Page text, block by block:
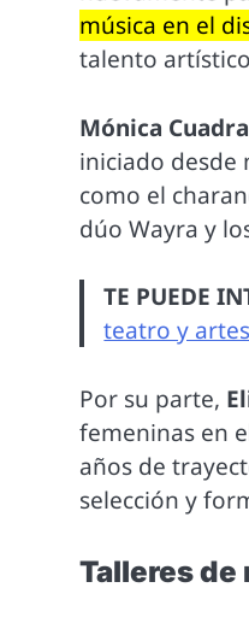
música en el
talento
Mónica Cuadra
iniciado desde
como el
dúo Wayra y
TE PUEDE
teatro y
Por su parte,
femeninas en
años de
selección y
Talleres